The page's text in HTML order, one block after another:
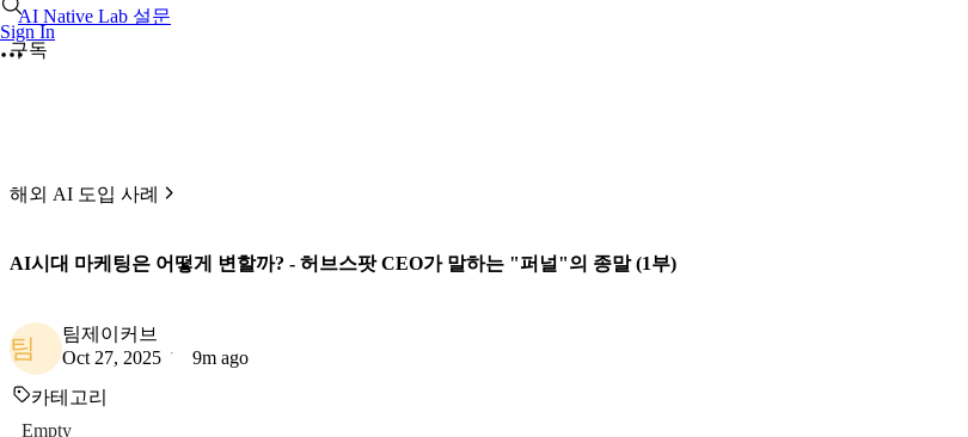
Sign In
AI Native Lab 설문
구독
해외 AI 도입 사례
AI시대 마케팅은 어떻게 변할까? - 허브스팟 CEO가 말하는 "퍼널"의 종말 (1부)
팀
팀제이커브
Oct 27, 2025
9m ago
카테고리
Empty